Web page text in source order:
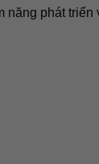
năng phát